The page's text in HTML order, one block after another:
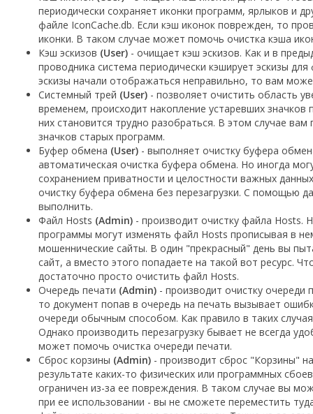
периодически сохраняет иконки программ, ярлыков и
файле IconCache.db. Если кэш иконок поврежден, то
иконки. В таком случае может помочь очистка кэша
Кэш эскизов (User) - очищает кэш эскизов. Как и в
проводника система периодически кэширует эскизы
эскизы начали отображаться неправильно, то вам
Системный трей (User) - позволяет очистить область
временем, происходит накопление устаревших
них становится трудно разобраться. В этом случае
значков старых программ.
Буфер обмена (User) - выполняет очистку буфера
автоматическая очистка буфера обмена. Но иногда
сохранением приватности и целостности важных
очистку буфера обмена без перезагрузки. С помощью
выполнить.
Файл Hosts (Admin) - производит очистку файла Hosts.
программы могут изменять файл Hosts прописывая в
мошеннические сайты. В один "прекрасный" день вы
сайт, а вместо этого попадаете на такой вот ресурс.
достаточно просто очистить файл Hosts.
Очередь печати (Admin) - производит очистку очереди
то документ попав в очередь на печать вызывает
очереди обычным способом. Как правило в таких
Однако производить перезагрузку бывает не всегда
может помочь очистка очереди печати.
Сброс корзины (Admin) - производит сброс "Корзины"
результате каких-то физических или программных
ограничен из-за ее повреждения. В таком случае вы
при ее использовании - вы не сможете переместить